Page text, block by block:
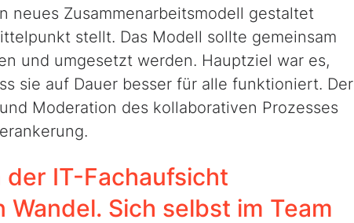
neues Zusammenarbeitsmodell gestaltet
stellt. Das Modell sollte gemeinsam
und umgesetzt werden. Hauptziel war es,
sie auf Dauer besser für alle funktioniert. Der
Moderation des kollaborativen Prozesses
IT-Fachaufsicht
Sich selbst im Team